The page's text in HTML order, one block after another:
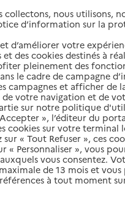
services autour de
nous utilisons,
d’information sur la
d’améliorer votre
des cookies destinés à
pleinement des
le cadre de campagne
campagnes et afficher de
votre navigation et de
sur notre politique
», l’éditeur du
cookies sur votre terminal
« Tout Refuser », ces
« Personnaliser », vous
vous consentez.
de 13 mois et
à tout moment